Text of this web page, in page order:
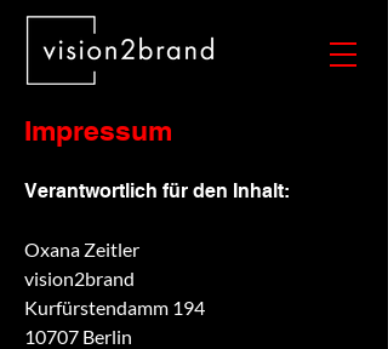
Impressum
Verantwortlich für den Inhalt:
Oxana Zeitler
​vision2brand
Kurfürstendamm 194
10707 Berlin